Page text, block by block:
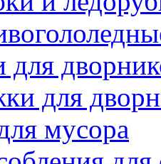
для
для
мусора